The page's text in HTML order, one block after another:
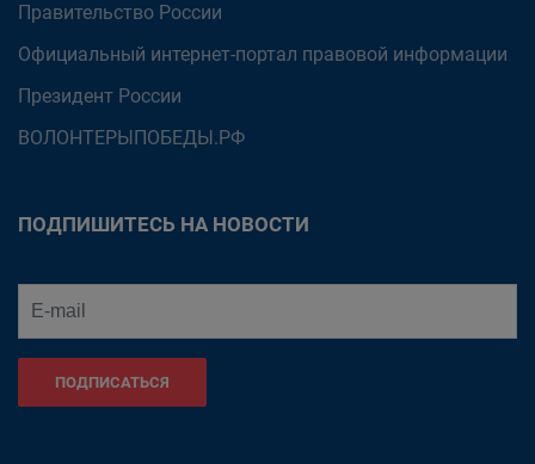
Правительство России
Официальный интернет-портал правовой информации
Президент России
ВОЛОНТЕРЫПОБЕДЫ.РФ
ПОДПИШИТЕСЬ НА НОВОСТИ
ПОДПИСАТЬСЯ